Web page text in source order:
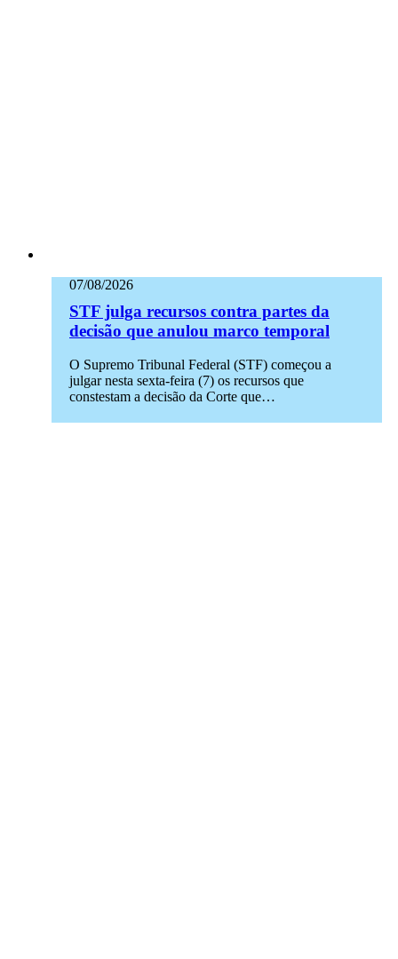
07/08/2026
STF julga recursos contra partes da
decisão que anulou marco temporal
O Supremo Tribunal Federal (STF) começou a
julgar nesta sexta-feira (7) os recursos que
constestam a decisão da Corte que…